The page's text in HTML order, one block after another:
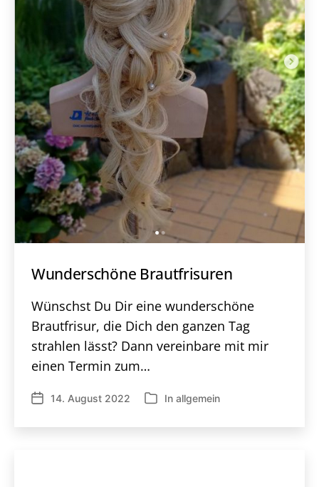
Wunderschöne Brautfrisuren
Wünschst Du Dir eine wunderschöne
Brautfrisur, die Dich den ganzen Tag
strahlen lässt? Dann vereinbare mit mir
einen Termin zum…
Veröffentlichungsdatum
14. August 2022 Kategorien
In allgemein